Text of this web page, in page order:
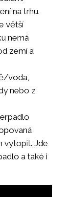
na trhu.
větší
nemá
zemí a
voda,
nebo z
vytopit. Jde
a také i